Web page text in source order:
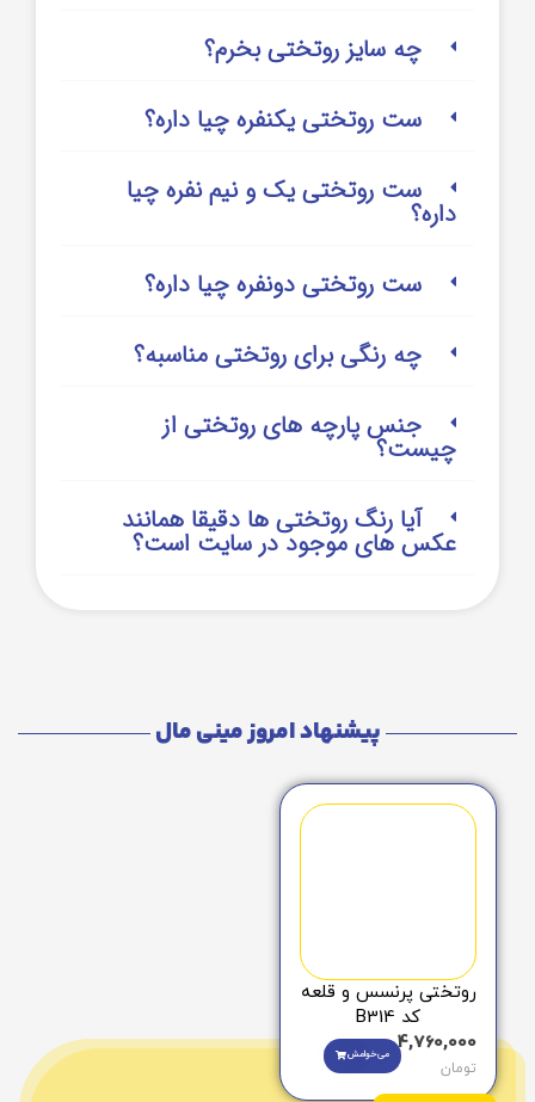
چه سایز روتختی بخرم؟
ست روتختی یکنفره چیا داره؟
ست روتختی یک و نیم نفره چیا
داره؟
ست روتختی دونفره چیا داره؟
چه رنگی برای روتختی مناسبه؟
جنس پارچه های روتختی از
چیست؟
آیا رنگ روتختی ها دقیقا همانند
عکس های موجود در سایت است؟
پیشنهاد امروز مینی مال
روتختی پرنسس و قلعه
کد B314
4,760,000
تومان
می‌خوامش